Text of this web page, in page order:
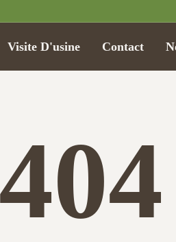
Visite D'usine Contact
404